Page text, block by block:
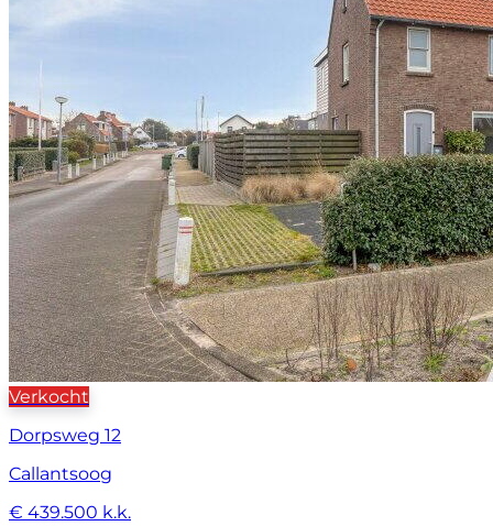
Verkocht
Dorpsweg 12
Callantsoog
€ 439.500 k.k.